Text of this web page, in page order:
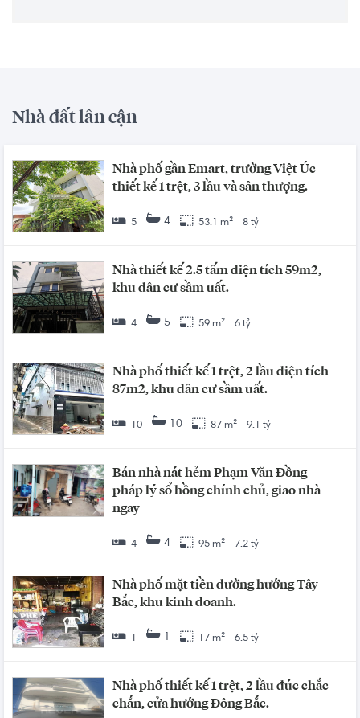
Nhà đất lân cận
Nhà phố gần Emart, trường Việt Úc
thiết kế 1 trệt, 3 lầu và sân thượng.
5 4 53.1 m² 8 tỷ
Nhà thiết kế 2.5 tấm diện tích 59m2,
khu dân cư sầm uất.
4 5 59 m² 6 tỷ
Nhà phố thiết kế 1 trệt, 2 lầu diện tích
87m2, khu dân cư sầm uất.
10 10 87 m² 9.1 tỷ
Bán nhà nát hẻm Phạm Văn Đồng
pháp lý sổ hồng chính chủ, giao nhà
ngay
4 4 95 m² 7.2 tỷ
Nhà phố mặt tiền đường hướng Tây
Bắc, khu kinh doanh.
1 17 m² 6.5 tỷ
Nhà phố thiết kế 1 trệt, 2 lầu đúc chắc
chắn, cửa hướng Đông Bắc.